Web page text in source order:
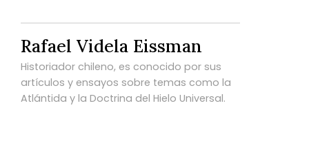
Rafael Videla Eissman
Historiador chileno, es conocido por sus
artículos y ensayos sobre temas como la
Atlántida y la Doctrina del Hielo Universal.